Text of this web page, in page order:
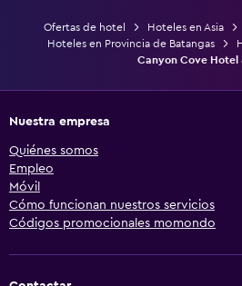
Ofertas de hotel Hoteles en Asia
Hoteles en Provincia de Batangas
Canyon Cove Hotel
Nuestra empresa
Quiénes somos
Empleo
Móvil
Cómo funcionan nuestros servicios
Códigos promocionales momondo